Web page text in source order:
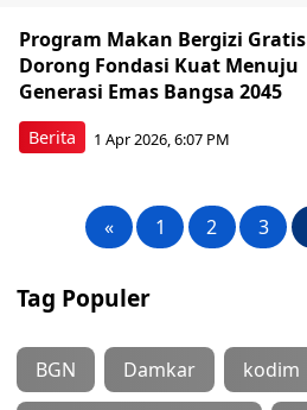
Berita
Program Makan Bergizi Gratis
Dorong Fondasi Kuat Menuju
Generasi Emas Bangsa 2045
1 Apr 2026, 6:07 PM
« 1 2 3
Tag Populer
BGN Damkar kodim